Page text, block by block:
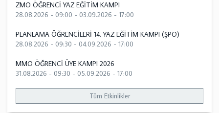
ZMO ÖĞRENCİ YAZ EĞİTİM KAMPI
28.08.2026 - 09:00 - 03.09.2026 - 17:00
PLANLAMA ÖĞRENCİLERİ 14. YAZ EĞİTİM KAMPI (ŞPO)
28.08.2026 - 09:30 - 04.09.2026 - 17:00
MMO ÖĞRENCİ ÜYE KAMPI 2026
31.08.2026 - 09:30 - 05.09.2026 - 17:00
Tüm Etkinlikler